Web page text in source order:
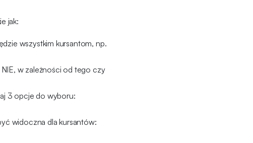
jak:
wszystkim kursantom, np.
w zależności od tego czy
3 opcje do wyboru:
widoczna dla kursantów: